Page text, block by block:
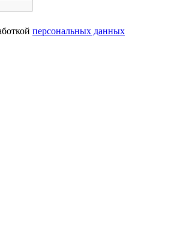
персональных данных